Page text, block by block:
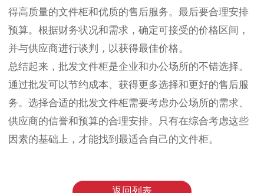
得高质量的文件柜和优质的售后服务。最后要合理安排
预算。根据财务状况和需求，确定可接受的价格区间，
并与供应商进行谈判，以获得最佳价格。
总结起来，批发文件柜是企业和办公场所的不错选择。
通过批发可以节约成本、获得更多选择和更好的售后服
务。选择合适的批发文件柜需要考虑办公场所的需求、
供应商的信誉和预算的合理安排。只有在综合考虑这些
因素的基础上，才能找到最适合自己的文件柜。